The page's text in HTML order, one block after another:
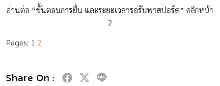
อ่านต่อ “ขั้นตอนการยื่น และระยะเวลารอรับพาสปอร์ต” คลิกหน้า
2
Pages: 1 2
Share On :